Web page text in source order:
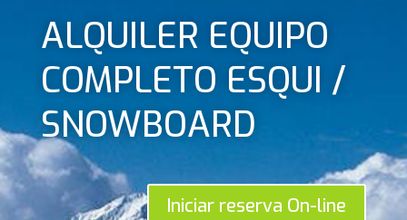
ALQUILER EQUIPO
COMPLETO ESQUI /
SNOWBOARD
Iniciar reserva On-line